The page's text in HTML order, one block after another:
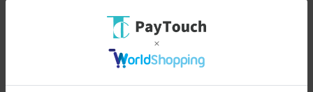
ヒラシマでは家具を安心してご使用いただけますよう、工場出荷日
より3年間の製品保証を致します。また製品に付属する照明やコン
セントなどの電気用品に関しましては、1年間の保証を致します。
万一製造上、および構造設計上の欠陥による不良、破損などにつき